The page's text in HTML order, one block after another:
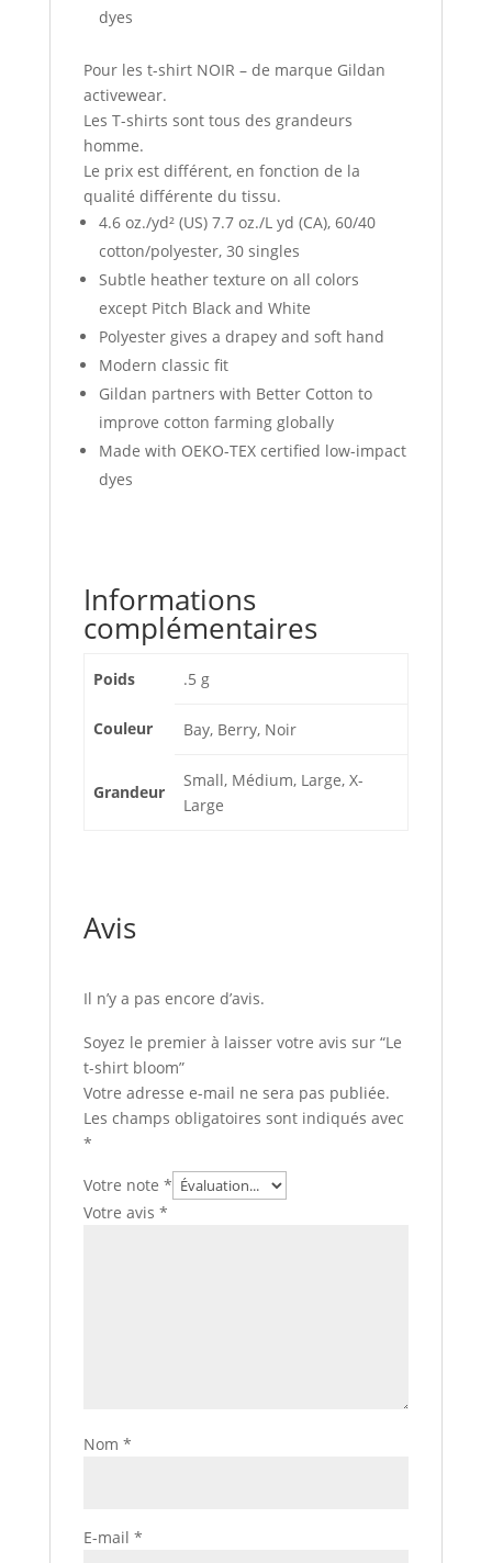
dyes
Pour les t-shirt NOIR – de marque Gildan
activewear.
Les T-shirts sont tous des grandeurs
homme.
Le prix est différent, en fonction de la
qualité différente du tissu.
4.6 oz./yd² (US) 7.7 oz./L yd (CA), 60/40
cotton/polyester, 30 singles
Subtle heather texture on all colors
except Pitch Black and White
Polyester gives a drapey and soft hand
Modern classic fit
Gildan partners with Better Cotton to
improve cotton farming globally
Made with OEKO-TEX certified low-impact
dyes
Informations
complémentaires
Poids .5 g
Couleur Bay, Berry, Noir
Grandeur
Small, Médium, Large, X-
Large
Avis
Il n’y a pas encore d’avis.
Soyez le premier à laisser votre avis sur “Le
t-shirt bloom”
Votre adresse e-mail ne sera pas publiée.
Les champs obligatoires sont indiqués avec
*
Votre note *
Votre avis *
Nom *
E-mail *